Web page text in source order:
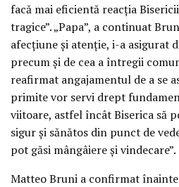
facă mai eficientă reacția
tragice”. „Papa”, a continuat
afecțiune și atenție, i-a asigurat
precum și de cea a întregii
reafirmat angajamentul de a se
primite vor servi drept
viitoare, astfel încât Biserica să
sigur și sănătos din punct de
pot găsi mângâiere și vindecare”.
Matteo Bruni a confirmat